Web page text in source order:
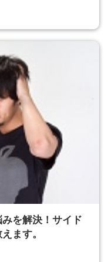
を解決！サイド
ます。